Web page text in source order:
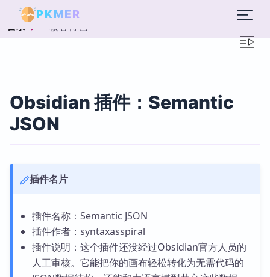
PKMER
目录 核心特色
Obsidian 插件：Semantic
JSON
插件名片
插件名称：Semantic JSON
插件作者：syntaxasspiral
插件说明：这个插件还没经过Obsidian官方人员的
人工审核。它能把你的画布轻松转化为无需代码的